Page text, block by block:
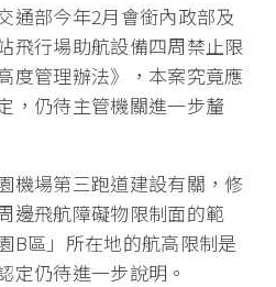
通部今年2月會銜內政部及
飛行場助航設備四周禁止限
度管理辦法》，本案究竟應
，仍待主管機關進一步釐
機場第三跑道建設有關，修
邊飛航障礙物限制面的範
B區」所在地的航高限制是
定仍待進一步說明。